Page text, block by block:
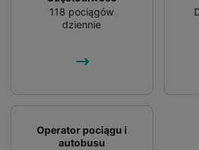
118 pociągów
dziennie
Operator pociągu i
autobusu